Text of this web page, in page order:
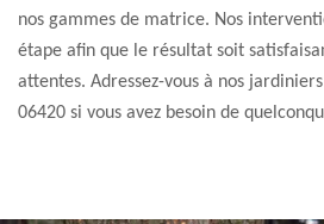
nos gammes de matrice. Nos
étape afin que le résultat soit
attentes. Adressez-vous à nos
06420 si vous avez besoin de